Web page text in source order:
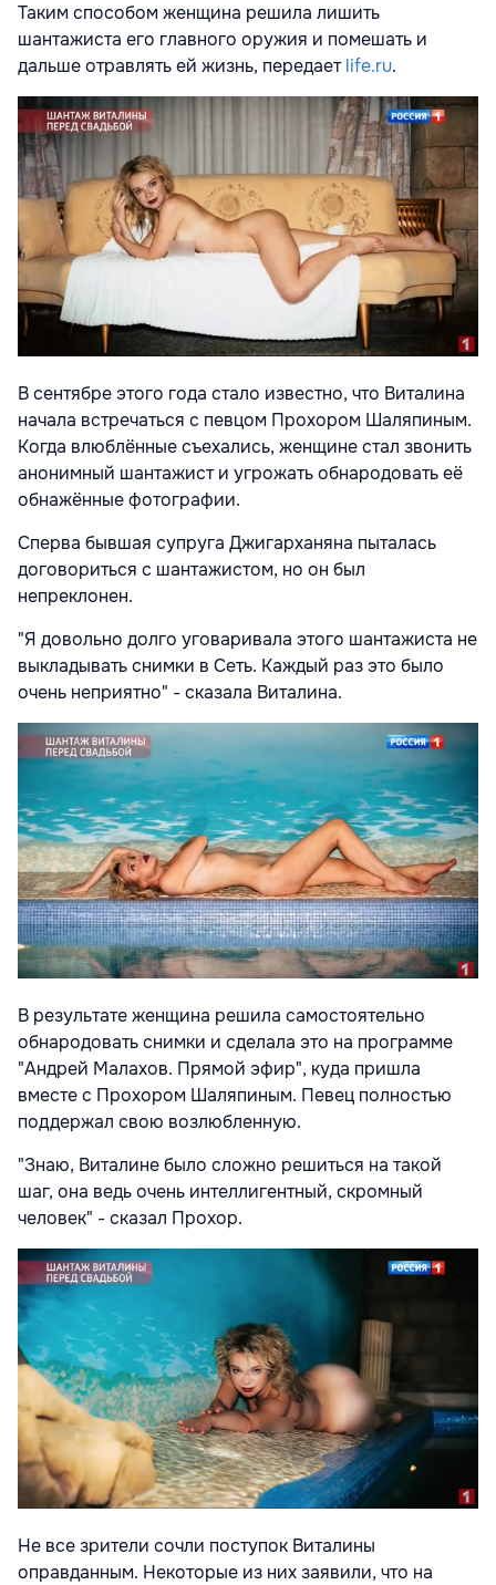
Таким способом женщина решила лишить
шантажиста его главного оружия и помешать и
дальше отравлять ей жизнь, передаетlife.ru.
В сентябре этого года стало известно, что Виталина
начала встречаться с певцом Прохором Шаляпиным.
Когда влюблённые съехались, женщине стал звонить
анонимный шантажист и угрожать обнародовать её
обнажённые фотографии.
Сперва бывшая супруга Джигарханяна пыталась
договориться с шантажистом, но он был
непреклонен.
"Я довольно долго уговаривала этого шантажиста не
выкладывать снимки в Сеть. Каждый раз это было
очень неприятно" - сказала Виталина.
В результате женщина решила самостоятельно
обнародовать снимки и сделала это на программе
"Андрей Малахов. Прямой эфир", куда пришла
вместе с Прохором Шаляпиным. Певец полностью
поддержал свою возлюбленную.
"Знаю, Виталине было сложно решиться на такой
шаг, она ведь очень интеллигентный, скромный
человек" - сказал Прохор.
Не все зрители сочли поступок Виталины
оправданным. Некоторые из них заявили, что на